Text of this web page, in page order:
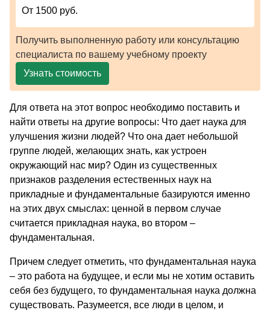
От 1500 руб.
Получить выполненную работу или консультацию
специалиста по вашему учебному проекту
Узнать стоимость
Для ответа на этот вопрос необходимо поставить и
найти ответы на другие вопросы: Что дает наука для
улучшения жизни людей? Что она дает небольшой
группе людей, желающих знать, как устроен
окружающий нас мир? Один из существенных
признаков разделения естественных наук на
прикладные и фундаментальные базируются именно
на этих двух смыслах: ценной в первом случае
считается прикладная наука, во втором –
фундаментальная.
Причем следует отметить, что фундаментальная наука
– это работа на будущее, и если мы не хотим оставить
себя без будущего, то фундаментальная наука должна
существовать. Разумеется, все люди в целом, и